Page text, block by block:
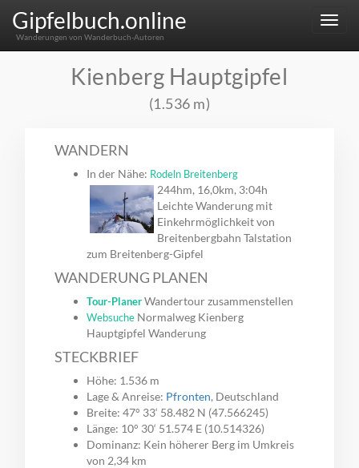
Menu
Gipfelbuch.online
Wanderungen von Wanderbuch-Autoren
Kienberg Hauptgipfel
(1.536 m)
WANDERN
In der Nähe: Rodeln Breitenberg
244hm, 16,0km, 3:04h
Leichte Wanderung mit
Einkehrmöglichkeit von
Breitenbergbahn Talstation
zum Breitenberg-Gipfel
WANDERUNG PLANEN
Tour-PlanerWandertour zusammenstellen
Websuche Normalweg Kienberg
Hauptgipfel Wanderung
STECKBRIEF
Höhe: 1.536 m
Lage & Anreise: Pfronten, Deutschland
Breite: 47° 33‘ 58.482 N (47.566245)
Länge: 10° 30‘ 51.574 E (10.514326)
Dominanz: Kein höherer Berg im Umkreis
von 2,34 km